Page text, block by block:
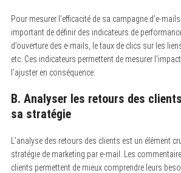
Pour mesurer l’efficacité de sa campagne d’e-
important de définir des indicateurs de
d’ouverture des e-mails, le taux de clics sur les
etc. Ces indicateurs permettent de mesurer
l’ajuster en conséquence.
B. Analyser les retours des
sa stratégie
L’analyse des retours des clients est un élément
stratégie de marketing par e-mail. Les
clients permettent de mieux comprendre leurs